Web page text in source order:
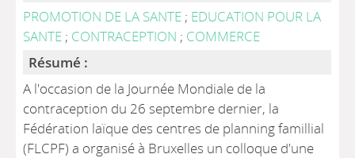
PROMOTION DE LA SANTE ; EDUCATION POUR LA
SANTE ; CONTRACEPTION ; COMMERCE
Résumé :
A l'occasion de la Journée Mondiale de la
contraception du 26 septembre dernier, la
Fédération laïque des centres de planning famillial
(FLCPF) a organisé à Bruxelles un colloque d'une